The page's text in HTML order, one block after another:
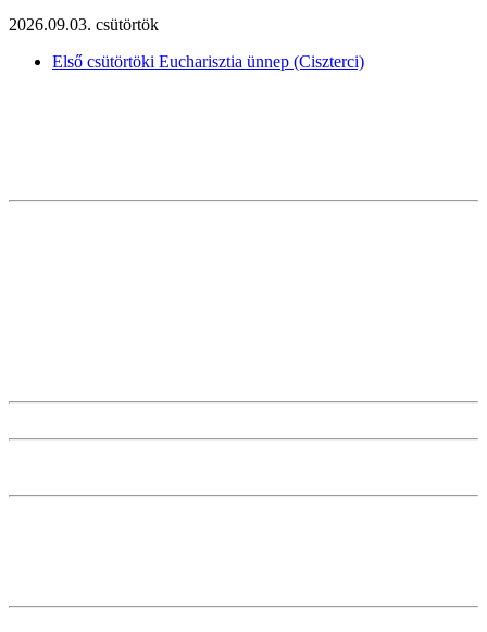
2026.09.03. csütörtök
Első csütörtöki Eucharisztia ünnep (Ciszterci)